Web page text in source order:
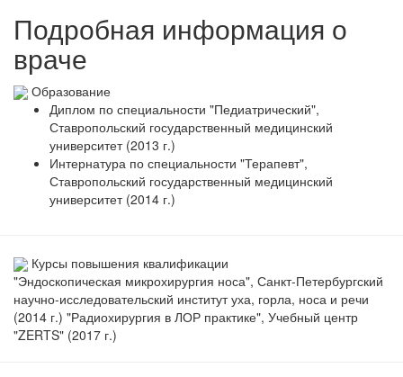
Подробная информация о
враче
Образование
Диплом по специальности "Педиатрический",
Ставропольский государственный медицинский
университет (2013 г.)
Интернатура по специальности "Терапевт",
Ставропольский государственный медицинский
университет (2014 г.)
Курсы повышения квалификации
"Эндоскопическая микрохирургия носа", Санкт-Петербургский
научно-исследовательский институт уха, горла, носа и речи
(2014 г.) "Радиохирургия в ЛОР практике", Учебный центр
"ZERTS" (2017 г.)